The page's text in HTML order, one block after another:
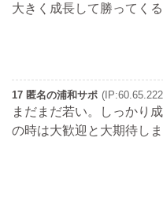
大きく成長して勝ってく
17 匿名の浦和サポ
まだまだ若い。しっかり
の時は大歓迎と大期待し